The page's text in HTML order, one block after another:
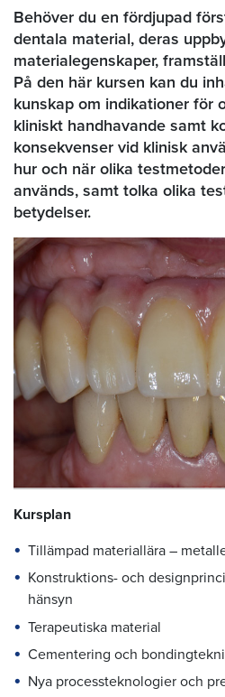
Behöver du en fördjupad
dentala material, deras
materialegenskaper,
På den här kursen kan du
kunskap om indikationer för
kliniskt handhavande samt
konsekvenser vid klinisk
hur och när olika
används, samt tolka olika
betydelser.
Kursplan
Tillämpad materiallära –
Konstruktions- och
hänsyn
Terapeutiska material
Cementering och
Nya processteknologier och